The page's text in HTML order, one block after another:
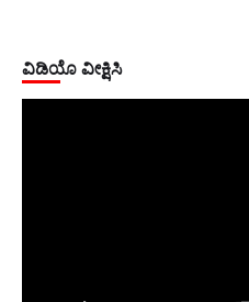
ವಿಡಿಯೊ ವೀಕ್ಷಿಸಿ